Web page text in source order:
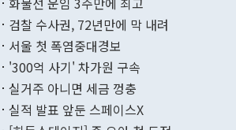
함께 4자 대
196.9% 급
수출은
기록했지만
검찰 수사권, 72년만에 막 내려
서울 첫 폭염중대경보
'300억 사기' 차가원 구속
실거주 아니면 세금 껑충
실적 발표 앞둔 스페이스X